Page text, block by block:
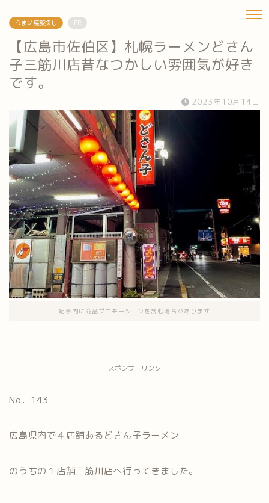
うまい焼飯探し PR
【広島市佐伯区】札幌ラーメンどさん
子三筋川店昔なつかしい雰囲気が好き
です。
2023年10月14日
記事内に商品プロモーションを含む場合があります
スポンサーリンク
No．143
広島県内で４店舗あるどさん子ラーメン
のうちの１店舗三筋川店へ行ってきました。